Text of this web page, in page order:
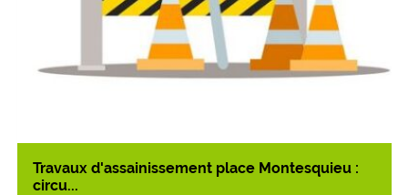
Travaux d'assainissement place Montesquieu :
circu...